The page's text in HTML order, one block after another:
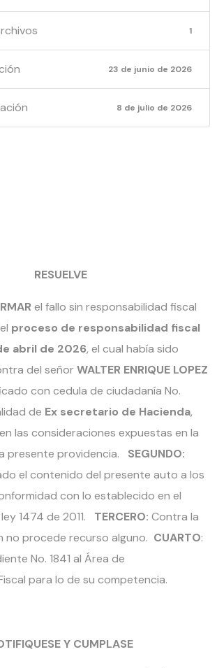
1
23 de junio de 2026
8 de julio de 2026
RESUELVE
el fallo sin responsabilidad fiscal
proceso de responsabilidad fiscal
abril de 2026, el cual había sido
del señorWALTER ENRIQUE LOPEZ
con cedula de ciudadanía No.
de Ex secretario de Hacienda,
las consideraciones expuestas en la
presente providencia. SEGUNDO:
el contenido del presente auto a los
con lo establecido en el
1474 de 2011. TERCERO: Contra la
no procede recurso alguno. CUARTO:
No. 1841 al Área de
para lo de su competencia.
Y CUMPLASE